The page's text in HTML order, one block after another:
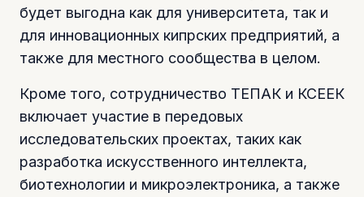
будет выгодна как для университета, так и
для инновационных кипрских предприятий, а
также для местного сообщества в целом.
Кроме того, сотрудничество ТЕПАК и КСЕЕК
включает участие в передовых
исследовательских проектах, таких как
разработка искусственного интеллекта,
биотехнологии и микроэлектроника, а также